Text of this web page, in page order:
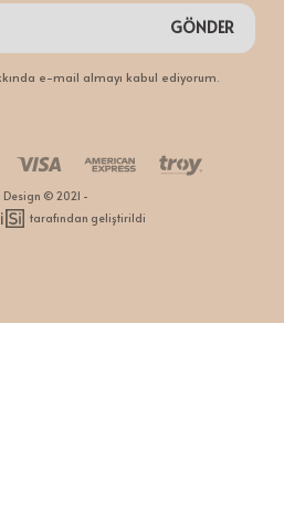
GÖNDER
e-mail almayı kabul ediyorum.
Design © 2021 -
tarafından geliştirildi